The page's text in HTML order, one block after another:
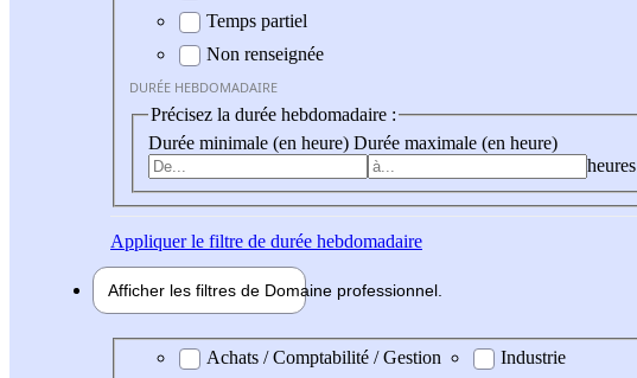
Temps partiel
Non renseignée
DURÉE HEBDOMADAIRE
Précisez la durée hebdomadaire :
Durée minimale (en heure) Durée maximale (en heure)
heures
Appliquerle filtre de durée hebdomadaire
Afficher les filtres de Domaine professionnel
Domaine professionel
Achats / Comptabilité / Gestion
Industrie